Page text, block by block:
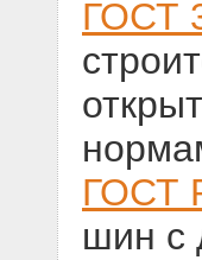
ГОСТ
ГОСТ
шин с